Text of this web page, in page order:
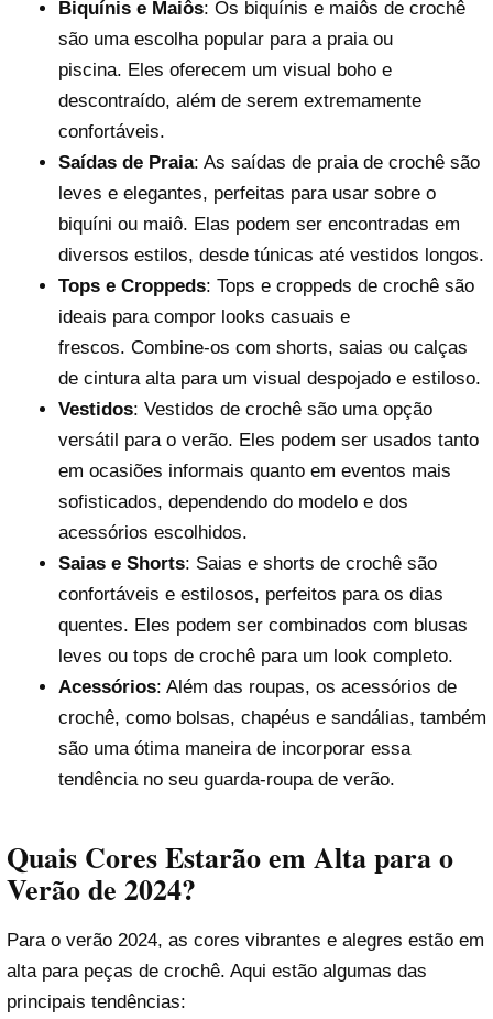
Biquínis e Maiôs: Os biquínis e maiôs de crochê
são uma escolha popular para a praia ou
piscina. Eles oferecem um visual boho e
descontraído, além de serem extremamente
confortáveis.
Saídas de Praia: As saídas de praia de crochê são
leves e elegantes, perfeitas para usar sobre o
biquíni ou maiô. Elas podem ser encontradas em
diversos estilos, desde túnicas até vestidos longos.
Tops e Croppeds: Tops e croppeds de crochê são
ideais para compor looks casuais e
frescos. Combine-os com shorts, saias ou calças
de cintura alta para um visual despojado e estiloso.
Vestidos: Vestidos de crochê são uma opção
versátil para o verão. Eles podem ser usados tanto
em ocasiões informais quanto em eventos mais
sofisticados, dependendo do modelo e dos
acessórios escolhidos.
Saias e Shorts: Saias e shorts de crochê são
confortáveis e estilosos, perfeitos para os dias
quentes. Eles podem ser combinados com blusas
leves ou tops de crochê para um look completo.
Acessórios: Além das roupas, os acessórios de
crochê, como bolsas, chapéus e sandálias, também
são uma ótima maneira de incorporar essa
tendência no seu guarda-roupa de verão.
Quais Cores Estarão em Alta para o
Verão de 2024?
Para o verão 2024, as cores vibrantes e alegres estão em
alta para peças de crochê. Aqui estão algumas das
principais tendências: